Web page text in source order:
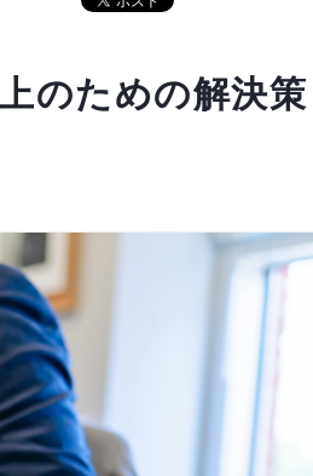
のための解決策